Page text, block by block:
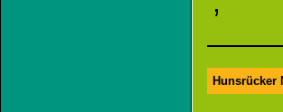
Hunsrücker